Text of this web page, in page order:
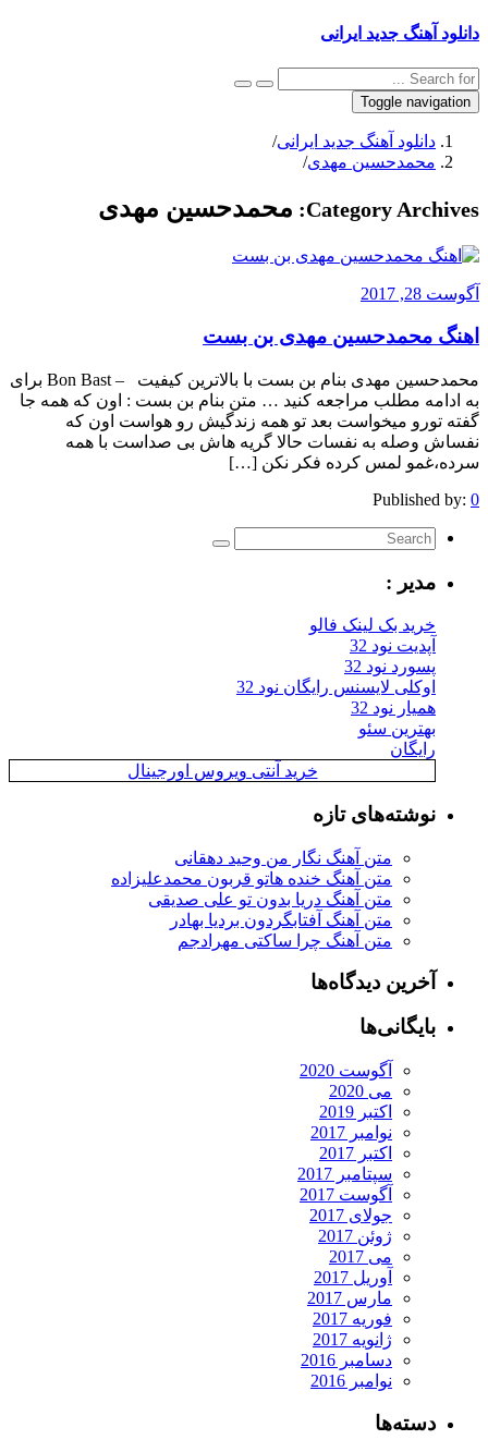
دانلود آهنگ جدید ایرانی
Toggle navigation
دانلود آهنگ جدید ایرانی/
محمدحسین مهدی/
Category Archives: محمدحسین مهدی
آگوست 28, 2017
اهنگ محمدحسین مهدی بن بست
محمدحسین مهدی بنام بن بست با بالاترین کیفیت – Bon Bast برای
به ادامه مطلب مراجعه کنید … متن بنام بن بست : اون که همه جا
گفته تورو میخواست ‎بعد تو همه زندگیش رو هواست ‎اون که
نفساش وصله به نفسات ‎حالا گریه هاش بی صداست ‎با همه
سرده،غمو لمس کرده ‎فکر نکن […]
Published by: 0
مدیر :
خرید بک لینک فالو
آپدیت نود 32
پسورد نود 32
اوکلی لایسنس رایگان نود 32
همیار نود 32
بهترین سئو
رایگان
خرید آنتی ویروس اورجینال
نوشته‌های تازه
متن آهنگ نگار من وحید دهقانی
متن آهنگ خنده هاتو قربون محمدعلیزاده
متن آهنگ دریا بدون تو علی صدیقی
متن آهنگ آفتابگردون بردیا بهادر
متن آهنگ چرا ساکتی مهرادجم
آخرین دیدگاه‌ها
بایگانی‌ها
آگوست 2020
می 2020
اکتبر 2019
نوامبر 2017
اکتبر 2017
سپتامبر 2017
آگوست 2017
جولای 2017
ژوئن 2017
می 2017
آوریل 2017
مارس 2017
فوریه 2017
ژانویه 2017
دسامبر 2016
نوامبر 2016
دسته‌ها